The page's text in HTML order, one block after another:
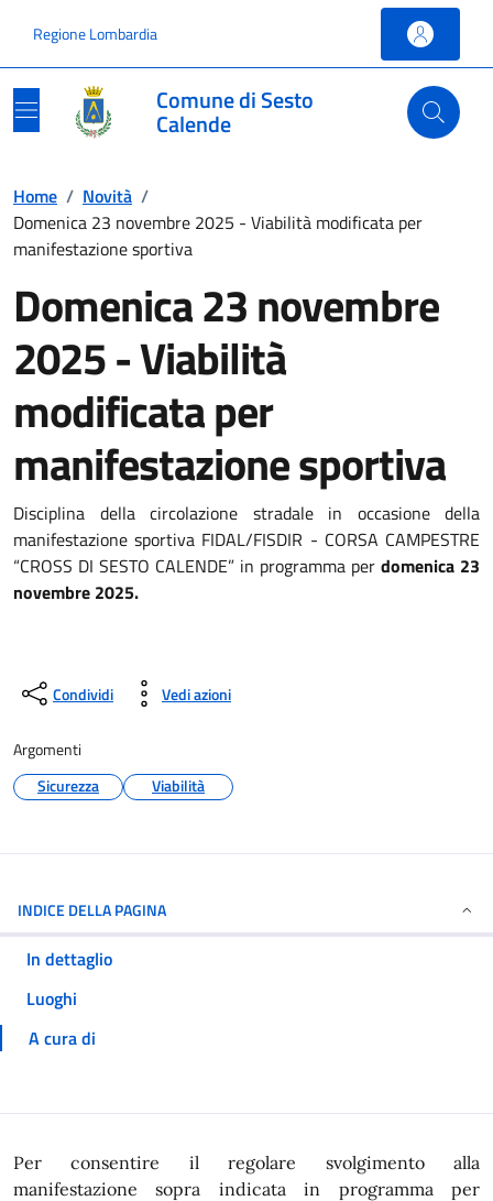
Regione Lombardia
Comune di Sesto
Calende
Home / Novità /
Domenica 23 novembre 2025 - Viabilità modificata per
manifestazione sportiva
Domenica 23 novembre
2025 - Viabilità
modificata per
manifestazione sportiva
Disciplina della circolazione stradale in occasione della
manifestazione sportiva FIDAL/FISDIR - CORSA CAMPESTRE
“CROSS DI SESTO CALENDE” in programma per domenica 23
novembre 2025.
Condividi Vedi azioni
Argomenti
Sicurezza
Viabilità
INDICE DELLA PAGINA
In dettaglio
Luoghi
A cura di
In dettaglio
Per consentire il regolare svolgimento alla
manifestazione sopra indicata in programma per